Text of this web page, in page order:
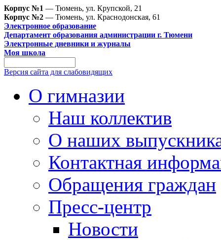
Корпус №1 — Тюмень, ул. Крупской, 21
Корпус №2 — Тюмень, ул. Краснодонская, 61
Электронное образование
Департамент образования администрации г. Тюмени
Электронные дневники и журналы
Моя школа
Версия сайта для слабовидящих
О гимназии
Наш коллектив
О наших
Контактная
Обращения граждан
Пресс-центр
Новости